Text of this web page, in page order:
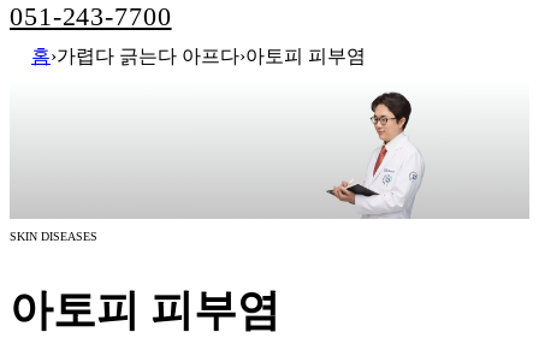
051-243-7700
홈›가렵다 긁는다 아프다›아토피 피부염
SKIN DISEASES
아토피 피부염